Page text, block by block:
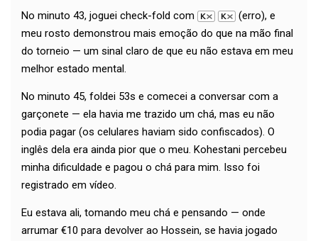
No minuto 43, joguei check-fold com
(erro), e
meu rosto demonstrou mais emoção do que na mão final
do torneio — um sinal claro de que eu não estava em meu
melhor estado mental.
No minuto 45, foldei 53s e comecei a conversar com a
garçonete — ela havia me trazido um chá, mas eu não
podia pagar (os celulares haviam sido confiscados). O
inglês dela era ainda pior que o meu. Kohestani percebeu
minha dificuldade e pagou o chá para mim. Isso foi
registrado em vídeo.
Eu estava ali, tomando meu chá e pensando — onde
arrumar €10 para devolver ao Hossein, se havia jogado